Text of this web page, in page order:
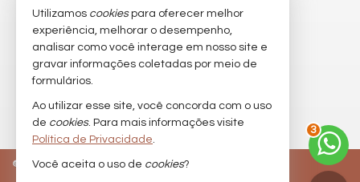
indicadores financeiros
cadastre seu imóvel
imóveis favoritos
mapa de imóveis
© 2026 CRECI/SC 9537-J Política de Privacidade
3
Utilizamos cookiespara oferecer melhor
experiência, melhorar o desempenho,
analisar como você interage em nosso site e
gravar informações coletadas por meio de
formulários.
Ao utilizar esse site, você concorda com o uso
de cookies. Para mais informações visite
Política de Privacidade.
Você aceita o uso de cookies?